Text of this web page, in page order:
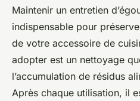
Maintenir un entretien
indispensable pour
de votre accessoire de
adopter est un nettoyage
l’accumulation de résidus
Après chaque utilisation, il